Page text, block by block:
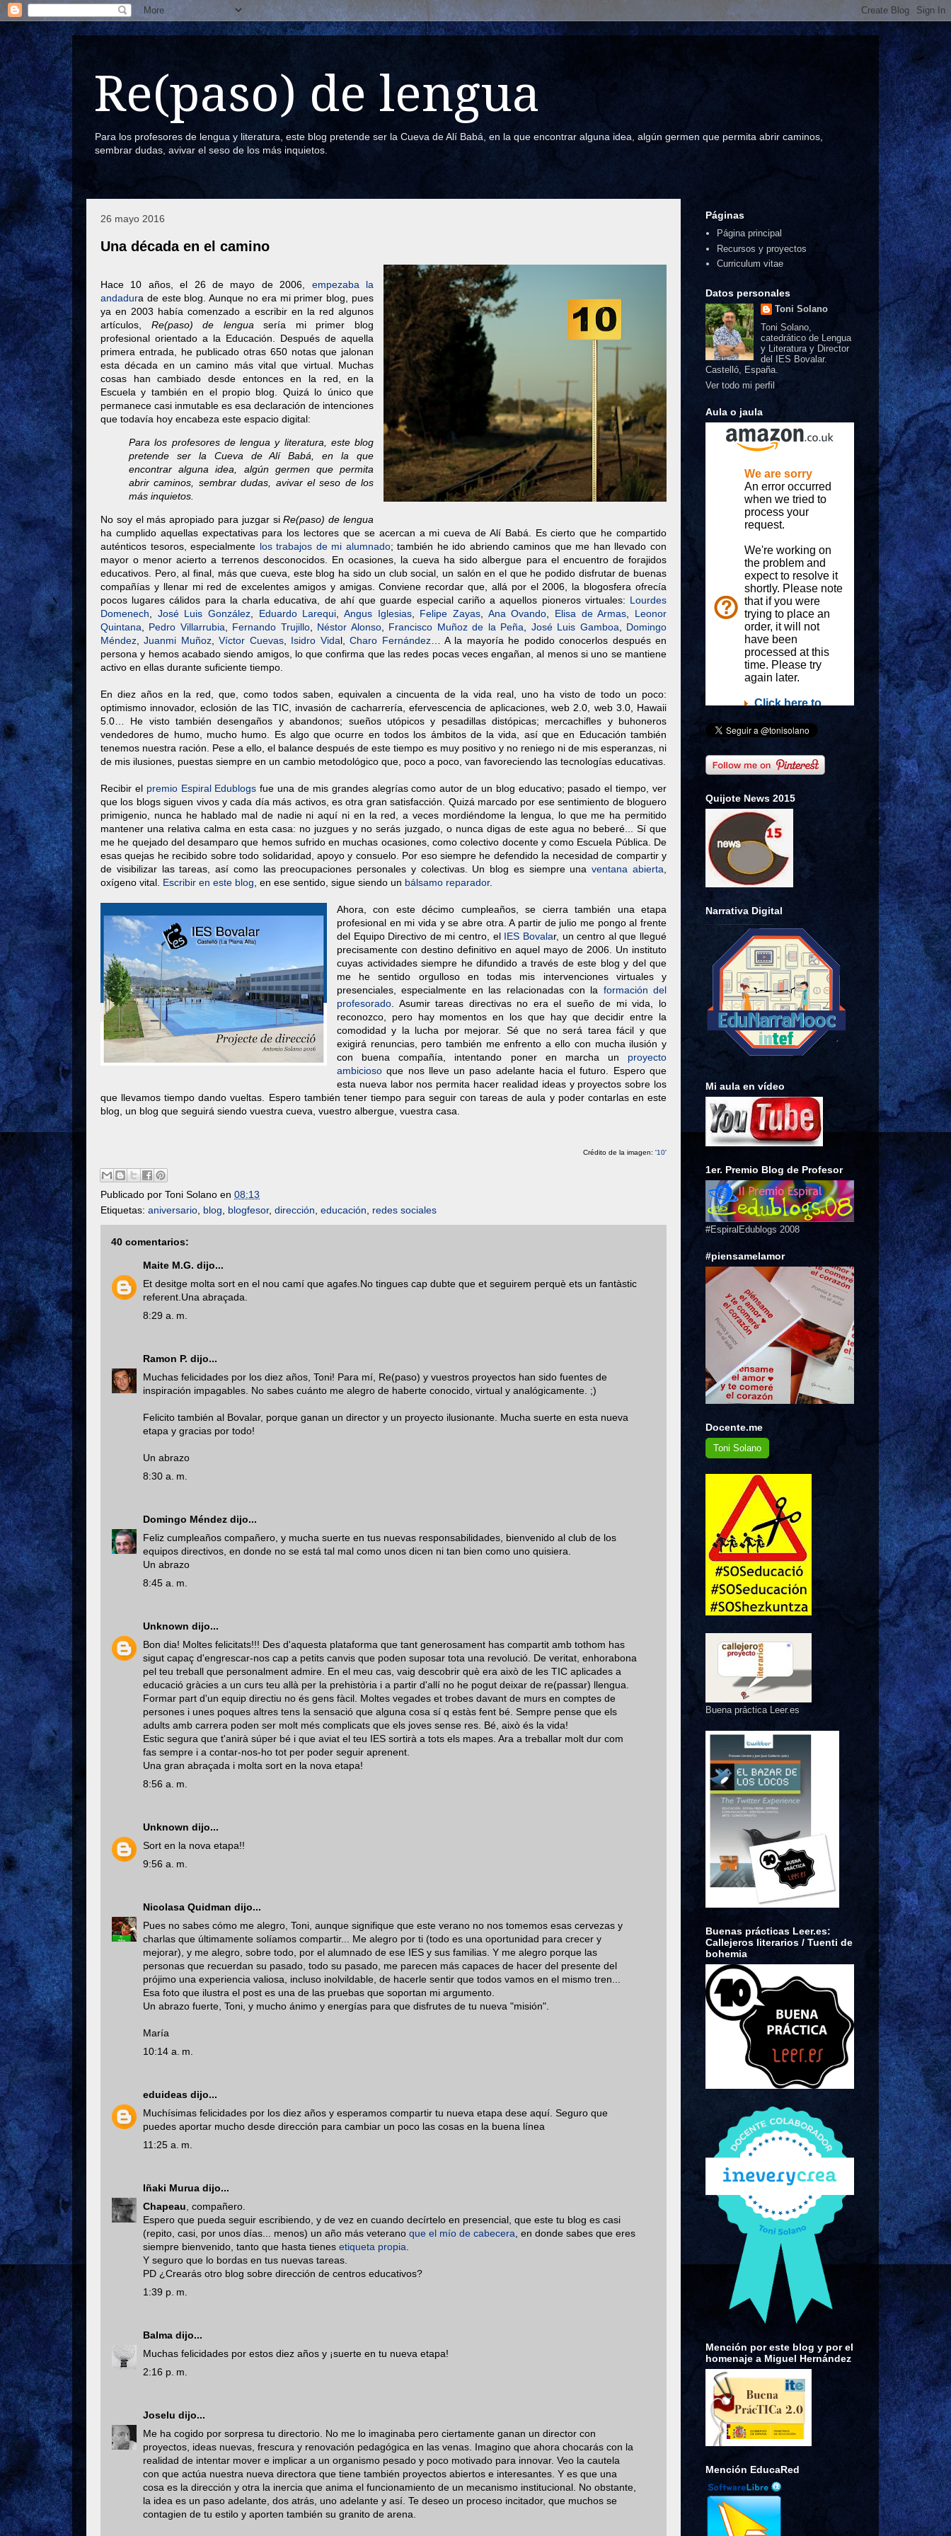
Re(paso) de lengua
Para los profesores de lengua y literatura, este blog pretende ser la Cueva de Alí Babá, en la que encontrar alguna idea, algún germen que permita abrir caminos,
sembrar dudas, avivar el seso de los más inquietos.
26 mayo 2016
Una década en el camino
Hace 10 años, el 26 de mayo de 2006, empezaba la
andadura de este blog. Aunque no era mi primer blog, pues
ya en 2003 había comenzado a escribir en la red algunos
artículos, Re(paso) de lengua sería mi primer blog
profesional orientado a la Educación. Después de aquella
primera entrada, he publicado otras 650 notas que jalonan
esta década en un camino más vital que virtual. Muchas
cosas han cambiado desde entonces en la red, en la
Escuela y también en el propio blog. Quizá lo único que
permanece casi inmutable es esa declaración de intenciones
que todavía hoy encabeza este espacio digital:
Para los profesores de lengua y literatura, este blog
pretende ser la Cueva de Alí Babá, en la que
encontrar alguna idea, algún germen que permita
abrir caminos, sembrar dudas, avivar el seso de los
más inquietos.
No soy el más apropiado para juzgar siRe(paso) de lengua
ha cumplido aquellas expectativas para los lectores que se acercan a mi cueva de Alí Babá. Es cierto que he compartido
auténticos tesoros, especialmente los trabajos de mi alumnado; también he ido abriendo caminos que me han llevado con
mayor o menor acierto a terrenos desconocidos. En ocasiones, la cueva ha sido albergue para el encuentro de forajidos
educativos. Pero, al final, más que cueva, este blog ha sido un club social, un salón en el que he podido disfrutar de buenas
compañías y llenar mi red de excelentes amigos y amigas. Conviene recordar que, allá por el 2006, la blogosfera ofrecía
pocos lugares cálidos para la charla educativa, de ahí que guarde especial cariño a aquellos pioneros virtuales: Lourdes
Domenech
José Luis González Eduardo Larequi ,Angus Iglesias, Felipe Zayas Ana Ovando Elisa de Armas
Leonor
Quintana
Pedro Villarrubia Fernando Trujillo, Néstor Alonso, Francisco Muñoz de la Peña José Luis Gamboa
Domingo
Méndez ,Juanmi Muñoz,Víctor Cuevas, Isidro Vidal,Charo Fernández… A la mayoría he podido conocerlos después en
persona y hemos acabado siendo amigos, lo que confirma que las redes pocas veces engañan, al menos si uno se mantiene
activo en ellas durante suficiente tiempo.
En diez años en la red, que, como todos saben, equivalen a cincuenta de la vida real, uno ha visto de todo un poco:
optimismo innovador, eclosión de las TIC, invasión de cacharrería, efervescencia de aplicaciones, web 2.0, web 3.0, Hawaii
5.0… He visto también desengaños y abandonos; sueños utópicos y pesadillas distópicas; mercachifles y buhoneros
vendedores de humo, mucho humo. Es algo que ocurre en todos los ámbitos de la vida, así que en Educación también
tenemos nuestra ración. Pese a ello, el balance después de este tiempo es muy positivo y no reniego ni de mis esperanzas, ni
de mis ilusiones, puestas siempre en un cambio metodológico que, poco a poco, van favoreciendo las tecnologías educativas.
Recibir el premio Espiral Edublogs fue una de mis grandes alegrías como autor de un blog educativo; pasado el tiempo, ver
que los blogs siguen vivos y cada día más activos, es otra gran satisfacción. Quizá marcado por ese sentimiento de bloguero
primigenio, nunca he hablado mal de nadie ni aquí ni en la red, a veces mordiéndome la lengua, lo que me ha permitido
mantener una relativa calma en esta casa: no juzgues y no serás juzgado, o nunca digas de este agua no beberé... Sí que
me he quejado del desamparo que hemos sufrido en muchas ocasiones, como colectivo docente y como Escuela Pública. De
esas quejas he recibido sobre todo solidaridad, apoyo y consuelo. Por eso siempre he defendido la necesidad de compartir y
de visibilizar las tareas, así como las preocupaciones personales y colectivas. Un blog es siempre unaventana abierta
oxígeno vital. Escribir en este blog , en ese sentido, sigue siendo un bálsamo reparador.
Ahora, con este décimo cumpleaños, se cierra también una etapa
profesional en mi vida y se abre otra. A partir de julio me pongo al frente
del Equipo Directivo de mi centro, el IES Bovalar, un centro al que llegué
precisamente con destino definitivo en aquel mayo de 2006. Un instituto
cuyas actividades siempre he difundido a través de este blog y del que
me he sentido orgulloso en todas mis intervenciones virtuales y
presenciales, especialmente en las relacionadas con la formación del
profesorado . Asumir tareas directivas no era el sueño de mi vida, lo
reconozco, pero hay momentos en los que hay que decidir entre la
comodidad y la lucha por mejorar. Sé que no será tarea fácil y que
exigirá renuncias, pero también me enfrento a ello con mucha ilusión y
con buena compañía, intentando poner en marcha un proyecto
ambicioso que nos lleve un paso adelante hacia el futuro. Espero que
esta nueva labor nos permita hacer realidad ideas y proyectos sobre los
que llevamos tiempo dando vueltas. Espero también tener tiempo para seguir con tareas de aula y poder contarlas en este
blog, un blog que seguirá siendo vuestra cueva, vuestro albergue, vuestra casa.
Crédito de la imagen: '10'
Publicado por Toni Solano en 08:13
Etiquetas: aniversario blog blogfesor, dirección educación redes sociales
40 comentarios:
Maite M.G. dijo...
Et desitge molta sort en el nou camí que agafes.No tingues cap dubte que et seguirem perquè ets un fantàstic
referent.Una abraçada.
8:29 a. m.
Ramon P. dijo...
Muchas felicidades por los diez años, Toni! Para mí, Re(paso) y vuestros proyectos han sido fuentes de
inspiración impagables. No sabes cuánto me alegro de haberte conocido, virtual y analógicamente. ;)
Felicito también al Bovalar, porque ganan un director y un proyecto ilusionante. Mucha suerte en esta nueva
etapa y gracias por todo!
Un abrazo
8:30 a. m.
Domingo Méndez dijo...
Feliz cumpleaños compañero, y mucha suerte en tus nuevas responsabilidades, bienvenido al club de los
equipos directivos, en donde no se está tal mal como unos dicen ni tan bien como uno quisiera.
Un abrazo
8:45 a. m.
Unknown dijo...
Bon dia! Moltes felicitats!!! Des d'aquesta plataforma que tant generosament has compartit amb tothom has
sigut capaç d'engrescar-nos cap a petits canvis que poden suposar tota una revolució. De veritat, enhorabona
pel teu treball que personalment admire. En el meu cas, vaig descobrir què era això de les TIC aplicades a
educació gràcies a un curs teu allà per la prehistòria i a partir d'allí no he pogut deixar de re(passar) llengua.
Formar part d'un equip directiu no és gens fàcil. Moltes vegades et trobes davant de murs en comptes de
persones i unes poques altres tens la sensació que alguna cosa sí q estàs fent bé. Sempre pense que els
adults amb carrera poden ser molt més complicats que els joves sense res. Bé, això és la vida!
Estic segura que t'anirà súper bé i que aviat el teu IES sortirà a tots els mapes. Ara a treballar molt dur com
fas sempre i a contar-nos-ho tot per poder seguir aprenent.
Una gran abraçada i molta sort en la nova etapa!
8:56 a. m.
Unknown dijo...
Sort en la nova etapa!!
9:56 a. m.
Nicolasa Quidman dijo...
Pues no sabes cómo me alegro, Toni, aunque signifique que este verano no nos tomemos esas cervezas y
charlas que últimamente solíamos compartir... Me alegro por ti (todo es una oportunidad para crecer y
mejorar), y me alegro, sobre todo, por el alumnado de ese IES y sus familias. Y me alegro porque las
personas que recuerdan su pasado, todo su pasado, me parecen más capaces de hacer del presente del
prójimo una experiencia valiosa, incluso inolvildable, de hacerle sentir que todos vamos en el mismo tren...
Esa foto que ilustra el post es una de las pruebas que soportan mi argumento.
Un abrazo fuerte, Toni, y mucho ánimo y energías para que disfrutes de tu nueva "misión".
María
10:14 a. m.
eduideas dijo...
Muchísimas felicidades por los diez años y esperamos compartir tu nueva etapa dese aquí. Seguro que
puedes aportar mucho desde dirección para cambiar un poco las cosas en la buena línea
11:25 a. m.
Iñaki Murua dijo...
Chapeau , compañero.
Espero que pueda seguir escribiendo, y de vez en cuando decírtelo en presencial, que este tu blog es casi
(repito, casi, por unos días... menos) un año más veterano que el mío de cabecera , en donde sabes que eres
siempre bienvenido, tanto que hasta tienes etiqueta propia
Y seguro que lo bordas en tus nuevas tareas.
PD ¿Crearás otro blog sobre dirección de centros educativos?
1:39 p. m.
Balma dijo...
Muchas felicidades por estos diez años y ¡suerte en tu nueva etapa!
2:16 p. m.
Joselu dijo...
Me ha cogido por sorpresa tu directorio. No me lo imaginaba pero ciertamente ganan un director con
proyectos, ideas nuevas, frescura y renovación pedagógica en las venas. Imagino que ahora chocarás con la
realidad de intentar mover e implicar a un organismo pesado y poco motivado para innovar. Veo la cautela
con que actúa nuestra nueva directora que tiene también proyectos abiertos e interesantes. Y es que una
cosa es la dirección y otra la inercia que anima el funcionamiento de un mecanismo institucional. No obstante,
la idea es un paso adelante, dos atrás, uno adelante y así. Te deseo un proceso incitador, que muchos se
contagien de tu estilo y aporten también su granito de arena.
Páginas
Página principal
Recursos y proyectos
Curriculum vitae
Datos personales
Toni Solano
Toni Solano,
catedrático de Lengua
y Literatura y Director
del IES Bovalar.
Castelló, España.
Ver todo mi perfil
Aula o jaula
Quijote News 2015
Narrativa Digital
Mi aula en vídeo
1er. Premio Blog de Profesor
#EspiralEdublogs 2008
#piensamelamor
Docente.me
Toni Solano
Buena práctica Leer.es
Buenas prácticas Leer.es:
Callejeros literarios / Tuenti de
bohemia
Mención por este blog y por el
homenaje a Miguel Hernández
Mención EducaRed